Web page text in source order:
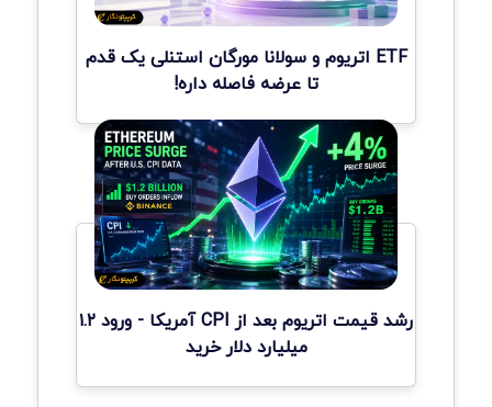
ETF اتریوم و سولانا مورگان استنلی یک قدم
تا عرضه فاصله داره!
رشد قیمت اتریوم بعد از CPI آمریکا - ورود ۱.۲
میلیارد دلار خرید